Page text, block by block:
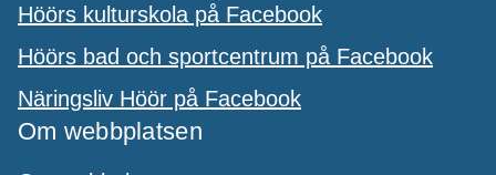
Höörs kulturskola på Facebook
Höörs bad och sportcentrum på Facebook
Näringsliv Höör på Facebook
Om webbplatsen